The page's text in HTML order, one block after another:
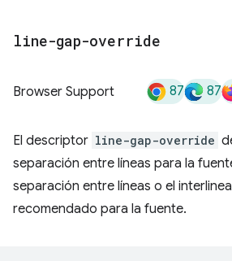
line-gap-override
Browser Support 87 87
El descriptor line-gap-override
separación entre líneas para la
separación entre líneas o el
recomendado para la fuente.